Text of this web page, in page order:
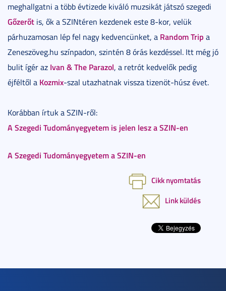
meghallgatni a több évtizede kiváló muzsikát játszó szegedi
Gőzerőt is, ők a SZINtéren kezdenek este 8-kor, velük
párhuzamosan lép fel nagy kedvencünket, a Random Trip a
Zeneszöveg.hu színpadon, szintén 8 órás kezdéssel. Itt még jó
bulit ígér az Ivan & The Parazol, a retrót kedvelők pedig
éjféltől a Kozmix-szal utazhatnak vissza tizenöt-húsz évet.
Korábban írtuk a SZIN-ről:
A Szegedi Tudományegyetem is jelen lesz a SZIN-en
A Szegedi Tudományegyetem a SZIN-en
Cikk nyomtatás
Link küldés